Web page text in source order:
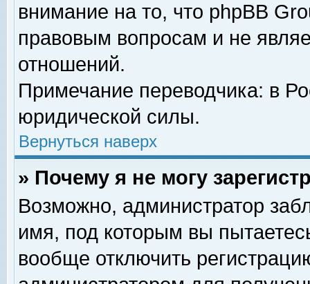
внимание на то, что phpBB
правовым вопросам и не
отношений.
Примечание переводчика: в
юридической силы.
Вернуться наверх
» Почему я не могу
Возможно, администратор
имя, под которым вы
вообще отключить